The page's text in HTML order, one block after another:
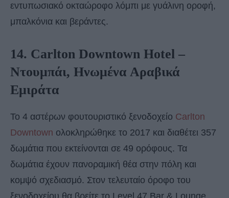
εντυπωσιακό οκταώροφο λόμπι με γυάλινη οροφή,
μπαλκόνια και βεράντες.
14. Carlton Downtown Hotel –
Ντουμπάι, Ηνωμένα Αραβικά
Εμιράτα
Το 4 αστέρων φουτουριστικό ξενοδοχείο Carlton
Downtown ολοκληρώθηκε το 2017 και διαθέτει 357
δωμάτια που εκτείνονται σε 49 ορόφους. Τα
δωμάτια έχουν πανοραμική θέα στην πόλη και
κομψό σχεδιασμό. Στον τελευταίο όροφο του